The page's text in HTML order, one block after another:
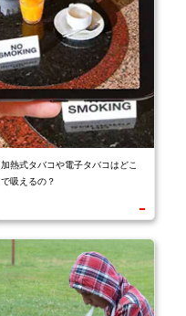
加熱式タバコや電子タバコはどこ
で吸えるの？